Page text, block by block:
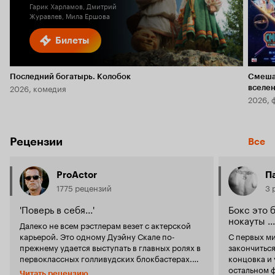
Билеты
Гарик Харламов, Дмитрий
Журавлев, Мила Ершова
Последний богатырь. Колобок
2026, комедия
2026,
Рецензии Все
ProActor
1775 рецензий
'Поверь в себя...'
Далеко не всем рэстлерам везет с актерской
карьерой. Это одному Дуэйну Скале по-
прежнему удается выступать в главных ролях в
первоклассных голливудских блокбастерах.
Остальным же приходится соглашаться на
3
Бокс это
нокауты ...
С первых
концовка и
остальном